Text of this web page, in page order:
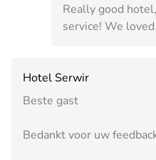
Really good
service! We
Hotel Serwir
Beste gast
Bedankt voor uw